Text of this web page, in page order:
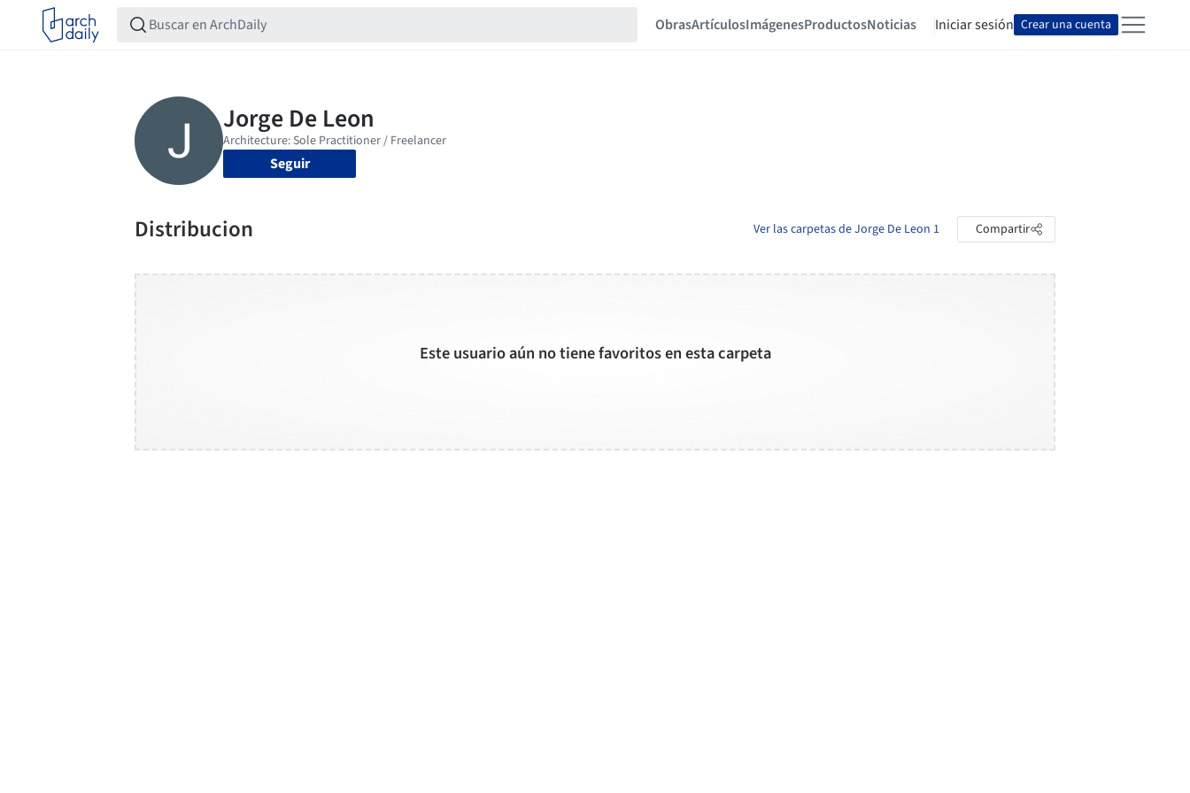
ObrasArtículosImágenesProductosNoticias Iniciar sesión Crear una cuenta
Seguir
Distribucion Ver las carpetas de Jorge De Leon 1 Compartir
Este usuario aún no tiene favoritos en esta carpeta